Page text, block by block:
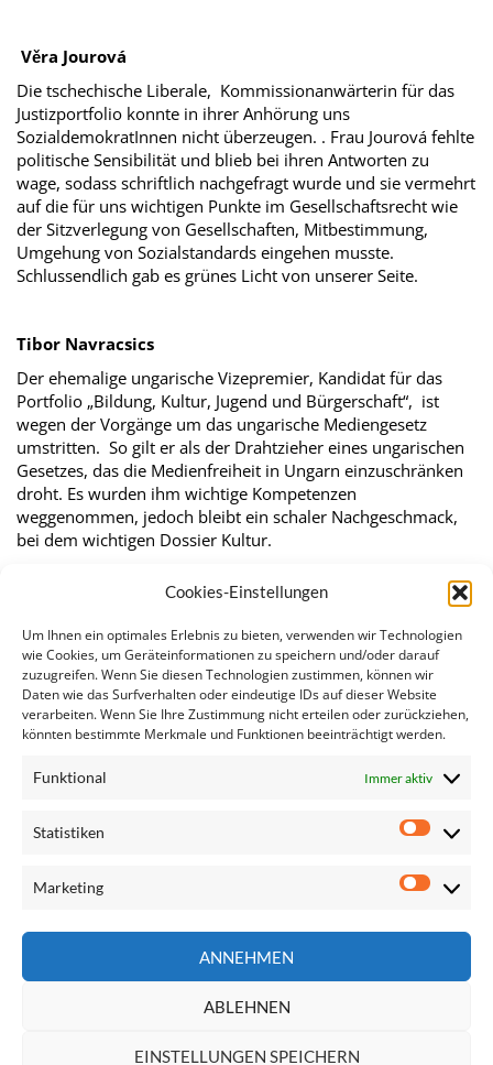
Cookies-Einstellungen
Um Ihnen ein optimales Erlebnis zu bieten, verwenden wir Technologien
wie Cookies, um Geräteinformationen zu speichern und/oder darauf
zuzugreifen. Wenn Sie diesen Technologien zustimmen, können wir
Daten wie das Surfverhalten oder eindeutige IDs auf dieser Website
verarbeiten. Wenn Sie Ihre Zustimmung nicht erteilen oder zurückziehen,
könnten bestimmte Merkmale und Funktionen beeinträchtigt werden.
Funktional Immer aktiv
Statistiken
Marketing
ANNEHMEN
ABLEHNEN
EINSTELLUNGEN SPEICHERN
Věra Jourová
Die tschechische Liberale, Kommissionanwärterin für das
Justizportfolio konnte in ihrer Anhörung uns
SozialdemokratInnen nicht überzeugen. . Frau Jourová fehlte
politische Sensibilität und blieb bei ihren Antworten zu
wage, sodass schriftlich nachgefragt wurde und sie vermehrt
auf die für uns wichtigen Punkte im Gesellschaftsrecht wie
der Sitzverlegung von Gesellschaften, Mitbestimmung,
Umgehung von Sozialstandards eingehen musste.
Schlussendlich gab es grünes Licht von unserer Seite.
Tibor Navracsics
Der ehemalige ungarische Vizepremier, Kandidat für das
Portfolio „Bildung, Kultur, Jugend und Bürgerschaft“, ist
wegen der Vorgänge um das ungarische Mediengesetz
umstritten. So gilt er als der Drahtzieher eines ungarischen
Gesetzes, das die Medienfreiheit in Ungarn einzuschränken
droht. Es wurden ihm wichtige Kompetenzen
weggenommen, jedoch bleibt ein schaler Nachgeschmack,
bei dem wichtigen Dossier Kultur.
Ähnliche Artikel:
Frauen in Führungspositionen
Die neue Kommission - eine erste Bewertung
SPÖ-Europaabgeordnete setzen soziale, nachhaltige…
SPÖ-Delegation prüft Kandidat:innen an Tag 3 der…
Die slowenische Ratspräsidentschaft
Neue EU-Kommission: Intensives Prüfverfahren über…
Seite
Impressum